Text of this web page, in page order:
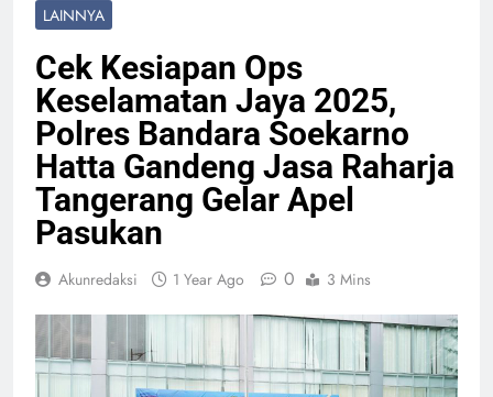
LAINNYA
Cek Kesiapan Ops
Keselamatan Jaya 2025,
Polres Bandara Soekarno
Hatta Gandeng Jasa Raharja
Tangerang Gelar Apel
Pasukan
Akunredaksi 1 Year Ago 0 3 Mins